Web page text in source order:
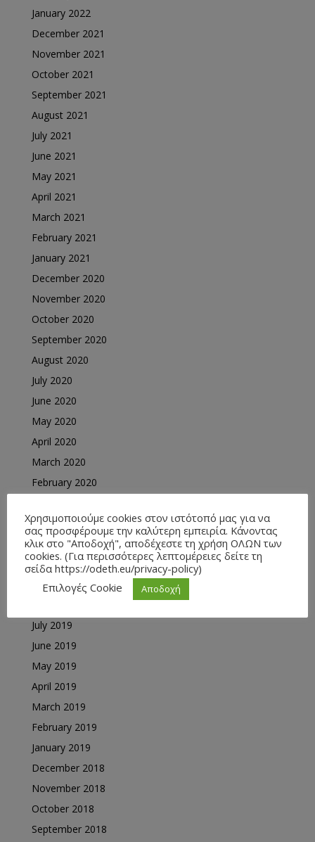
January 2022
December 2021
November 2021
October 2021
September 2021
August 2021
July 2021
June 2021
May 2021
April 2021
March 2021
February 2021
January 2021
December 2020
November 2020
October 2020
September 2020
August 2020
July 2020
June 2020
May 2020
April 2020
March 2020
February 2020
December 2019
November 2019
October 2019
September 2019
July 2019
June 2019
May 2019
April 2019
March 2019
February 2019
January 2019
December 2018
November 2018
October 2018
September 2018
Χρησιμοποιούμε cookies στον ιστότοπό μας για να
σας προσφέρουμε την καλύτερη εμπειρία. Κάνοντας
κλικ στο "Αποδοχή", αποδέχεστε τη χρήση ΟΛΩΝ των
cookies. (Για περισσότερες λεπτομέρειες δείτε τη
σείδα https://odeth.eu/privacy-policy)
Επιλογές Cookie
Αποδοχή